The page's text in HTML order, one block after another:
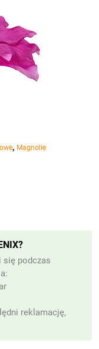
, Magnolie
się podczas
reklamację,